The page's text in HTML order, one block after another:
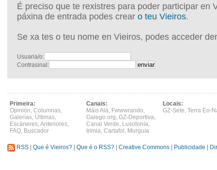
É preciso que te rexistres para poder participar en
páxina de entrada podes crear o teu Vieiros.
Se xa tes o teu nome en Vieiros, podes acceder
Usuaria/o:
Contrasinal:
Primeira:
Opinión, Columnas,
Galerías, Últimas,
Escáneres,Anteriores,
FAQ, Buscador
Canais:
Máis Alá, Fwwwrando,
Galego.org, GZ-Deportiva,
Canal Verde, Lusofonía,
Irimia, Cartafol , Murguía
Locais:
GZ-Sete, Terra Eo-
RSS Que é Vieiros? Que é o RSS? Creative Commons Publicidade